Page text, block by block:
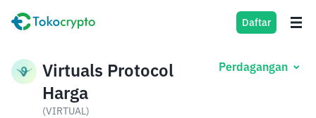
Daftar
Virtuals Protocol
Harga
(VIRTUAL)
Perdagangan